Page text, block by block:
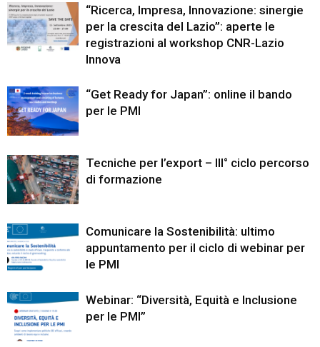
“Ricerca, Impresa, Innovazione: sinergie
per la crescita del Lazio”: aperte le
registrazioni al workshop CNR-Lazio
Innova
“Get Ready for Japan”: online il bando
per le PMI
Tecniche per l’export – III° ciclo percorso
di formazione
Comunicare la Sostenibilità: ultimo
appuntamento per il ciclo di webinar per
le PMI
Webinar: “Diversità, Equità e Inclusione
per le PMI”